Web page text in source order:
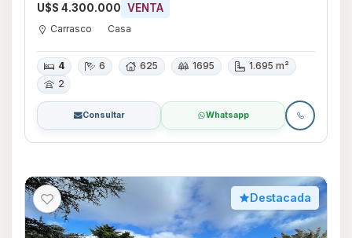
U$S 4.300.000 VENTA
Carrasco Casa
4 6 625 1695
1.695 m²
2
Consultar Whatsapp
Destacada